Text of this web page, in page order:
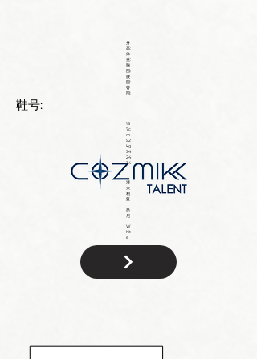
W
hit
e
澳
大
利
亚
：
悉
尼
身
高:
体
重:
胸
围:
腰
围:
臀
围:
鞋号:
16
7c
m
52
kg
34
24
34
籍: